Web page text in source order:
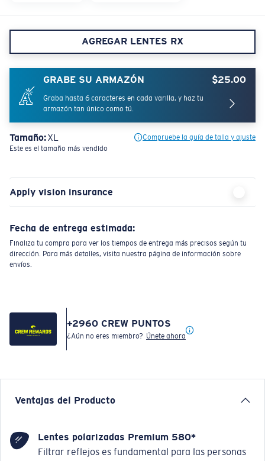
AGREGAR LENTES RX
GRABE SU ARMAZÓN $25.00
Graba hasta 6 caracteres en cada varilla, y haz tu
armazón tan único como tú.
Tamaño:XL
Compruebe la guía de talla y ajuste
Este es el tamaño más vendido
Apply vision insurance
Fecha de entrega estimada:
Finaliza tu compra para ver los tiempos de entrega más precisos según tu
dirección. Para más detalles, visita nuestra página de información sobre
envíos.
+2960 CREW PUNTOS
¿Aún no eres miembro? Únete ahora
Ventajas del Producto
Lentes polarizadas Premium 580*
Filtrar reflejos es fundamental para las personas